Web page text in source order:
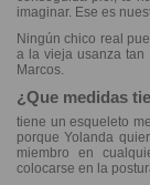
imaginar. Ese es
Ningún chico real
a la vieja usanza tan
Marcos.
¿Que medidas
tiene un esqueleto
porque Yolanda
miembro en
colocarse en la